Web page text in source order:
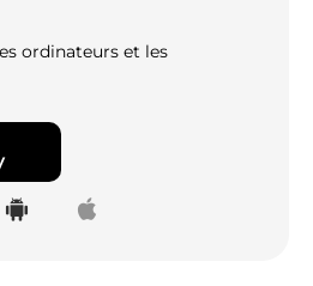
ordinateurs et les